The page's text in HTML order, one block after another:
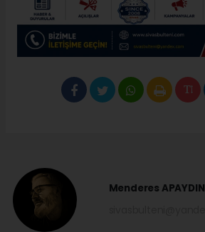
Menderes APAYDIN